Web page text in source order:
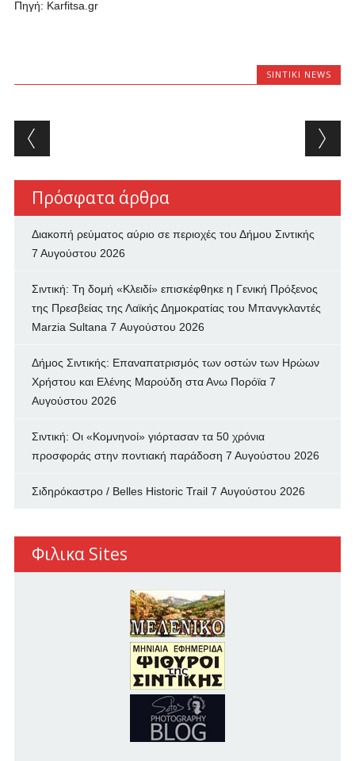
Πηγή: Karfitsa.gr
SINTIKI NEWS
Post navigation
Πρόσφατα άρθρα
Διακοπή ρεύματος αύριο σε περιοχές του Δήμου Σιντικής
7 Αυγούστου 2026
Σιντική: Τη δομή «Κλειδί» επισκέφθηκε η Γενική Πρόξενος
της Πρεσβείας της Λαϊκής Δημοκρατίας του Μπανγκλαντές
Marzia Sultana 7 Αυγούστου 2026
Δήμος Σιντικής: Επαναπατρισμός των oστών των Ηρώων
Χρήστου και Ελένης Μαρούδη στα Ανω Πορόϊα 7
Αυγούστου 2026
Σιντική: Οι «Κομνηνοί» γιόρτασαν τα 50 χρόνια
προσφοράς στην ποντιακή παράδοση 7 Αυγούστου 2026
Σιδηρόκαστρο / Belles Historic Trail 7 Αυγούστου 2026
Φιλικα Sites